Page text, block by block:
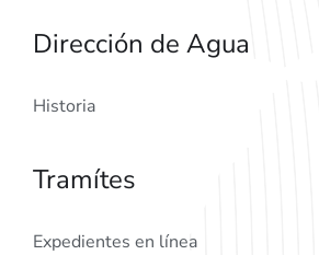
Dirección de Agua
Historia
Tramítes
Expedientes en línea